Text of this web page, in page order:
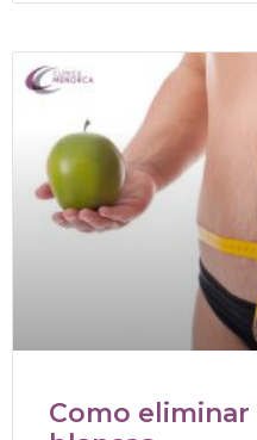
Como eliminar